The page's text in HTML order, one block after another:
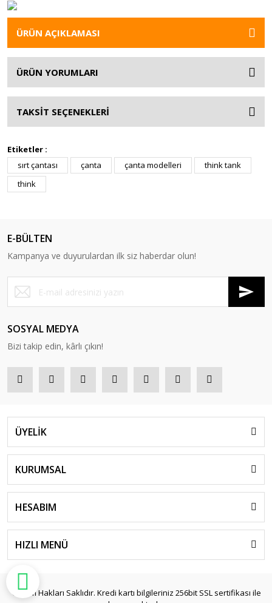
ÜRÜN AÇIKLAMASI
ÜRÜN YORUMLARI
TAKSİT SEÇENEKLERİ
Etiketler :
sırt çantası
çanta çanta modelleri
think tank
think
E-BÜLTEN
Kampanya ve duyurulardan ilk siz haberdar olun!
SOSYAL MEDYA
Bizi takip edin, kârlı çıkın!
ÜYELİK
KURUMSAL
HESABIM
HIZLI MENÜ
© Tüm Hakları Saklıdır. Kredi kartı bilgileriniz 256bit SSL sertifikası ile